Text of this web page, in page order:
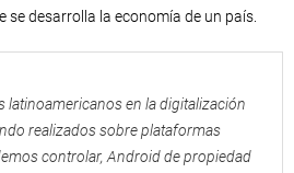
se desarrolla la economía de un país.
latinoamericanos en la digitalización
realizados sobre plataformas
controlar, Android de propiedad